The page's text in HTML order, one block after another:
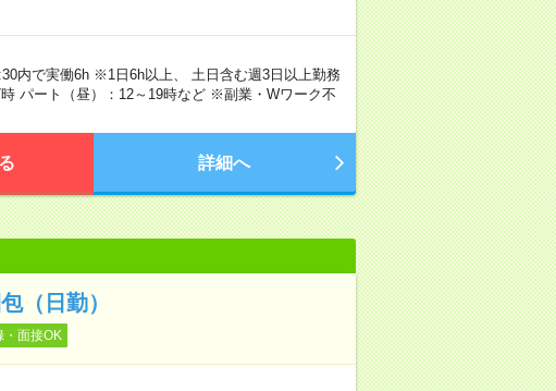
内で実働6h ※1日6h以上、 土日含む週3日以上勤務
パート（昼）：12～19時など ※副業・Wワーク不
詳細へ
（日勤）
・面接OK